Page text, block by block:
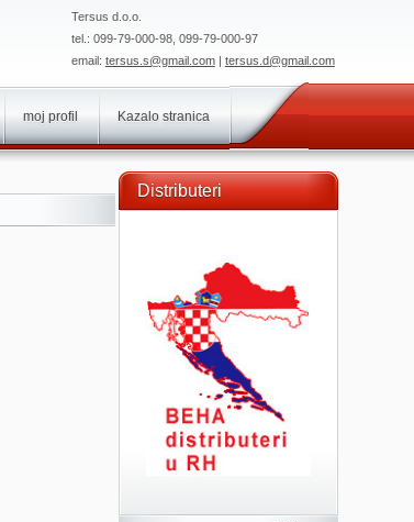
Tersus d.o.o.
tel.: 099-79-000-98, 099-79-000-97
email: tersus.s@gmail.com| tersus.d@gmail.com
moj profil Kazalo stranica
Distributeri